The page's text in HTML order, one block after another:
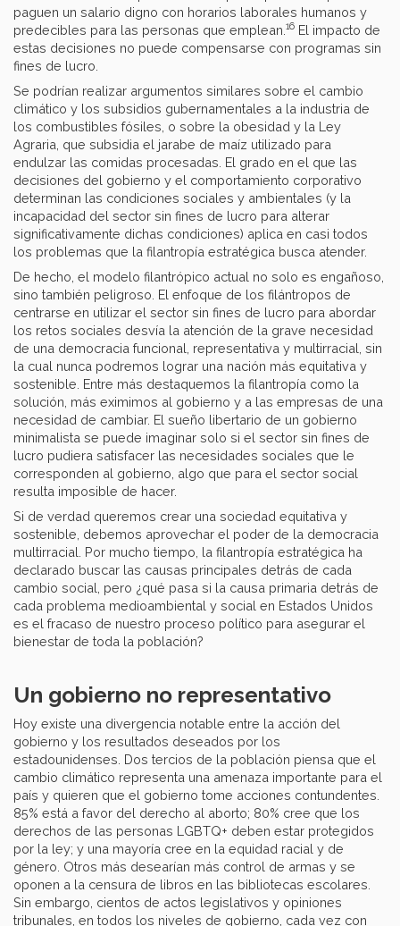
paguen un salario digno con horarios laborales humanos y
predecibles para las personas que emplean. 16 El impacto de
estas decisiones no puede compensarse con programas sin
fines de lucro.
Se podrían realizar argumentos similares sobre el cambio
climático y los subsidios gubernamentales a la industria de
los combustibles fósiles, o sobre la obesidad y la Ley
Agraria, que subsidia el jarabe de maíz utilizado para
endulzar las comidas procesadas. El grado en el que las
decisiones del gobierno y el comportamiento corporativo
determinan las condiciones sociales y ambientales (y la
incapacidad del sector sin fines de lucro para alterar
significativamente dichas condiciones) aplica en casi todos
los problemas que la filantropía estratégica busca atender.
De hecho, el modelo filantrópico actual no solo es engañoso,
sino también peligroso. El enfoque de los filántropos de
centrarse en utilizar el sector sin fines de lucro para abordar
los retos sociales desvía la atención de la grave necesidad
de una democracia funcional, representativa y multirracial, sin
la cual nunca podremos lograr una nación más equitativa y
sostenible. Entre más destaquemos la filantropía como la
solución, más eximimos al gobierno y a las empresas de una
necesidad de cambiar. El sueño libertario de un gobierno
minimalista se puede imaginar solo si el sector sin fines de
lucro pudiera satisfacer las necesidades sociales que le
corresponden al gobierno, algo que para el sector social
resulta imposible de hacer.
Si de verdad queremos crear una sociedad equitativa y
sostenible, debemos aprovechar el poder de la democracia
multirracial. Por mucho tiempo, la filantropía estratégica ha
declarado buscar las causas principales detrás de cada
cambio social, pero ¿qué pasa si la causa primaria detrás de
cada problema medioambiental y social en Estados Unidos
es el fracaso de nuestro proceso político para asegurar el
bienestar de toda la población?
Un gobierno no representativo
Hoy existe una divergencia notable entre la acción del
gobierno y los resultados deseados por los
estadounidenses. Dos tercios de la población piensa que el
cambio climático representa una amenaza importante para el
país y quieren que el gobierno tome acciones contundentes.
85% está a favor del derecho al aborto; 80% cree que los
derechos de las personas LGBTQ+ deben estar protegidos
por la ley; y una mayoría cree en la equidad racial y de
género. Otros más desearían más control de armas y se
oponen a la censura de libros en las bibliotecas escolares.
Sin embargo, cientos de actos legislativos y opiniones
tribunales, en todos los niveles de gobierno, cada vez con